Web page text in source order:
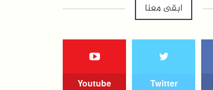
ابقى معنا
Twitter
Youtube